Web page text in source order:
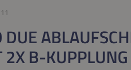
DUE
B-KUPPLUNG